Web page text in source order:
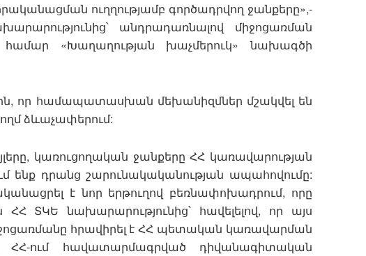
ուղղությամբ գործադրվող ջանքերը»,-
անդրադառնալով միջոցառման
«Խաղաղության խաչմերուկ» նախագծի
որ համապատասխան մեխանիզմներ մշակվել են
ձևաչափերում:
կառուցողական ջանքերը ՀՀ կառավարության
ենք դրանց շարունակականության ապահովումը:
է նոր երթուղով բեռնափոխադրում, որը
ՀՀ ՏԿԵ նախարարությունից՝ հավելելով, որ այս
հրավիրել է ՀՀ պետական կառավարման
ՀՀ-ում հավատարմագրված դիվանագիտական